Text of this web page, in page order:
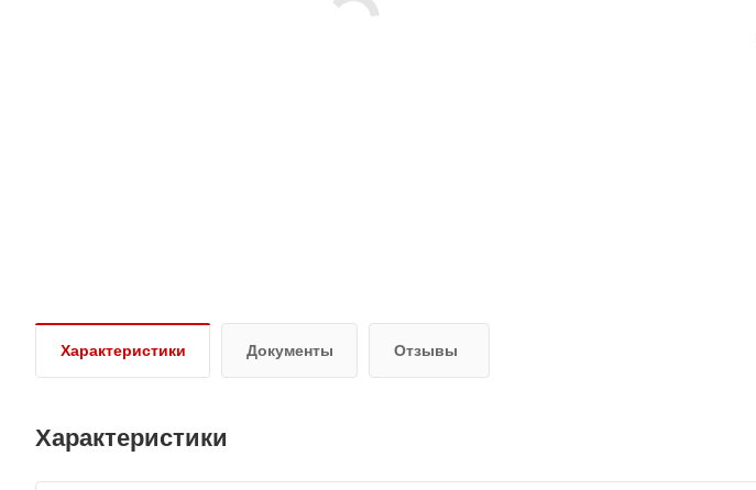
Характеристики Документы Отзывы
Характеристики